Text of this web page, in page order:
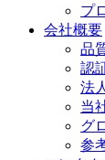
プ
会社概要
品
認
法
当
グ
参